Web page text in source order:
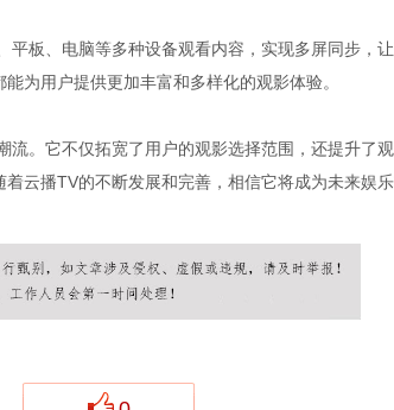
平板、电脑等多种设备观看内容，实现多屏同步，
为用户提供更加丰富和多样化的观影体验。
。它不仅拓宽了用户的观影选择范围，还提升了
云播TV的不断发展和完善，相信它将成为未来娱